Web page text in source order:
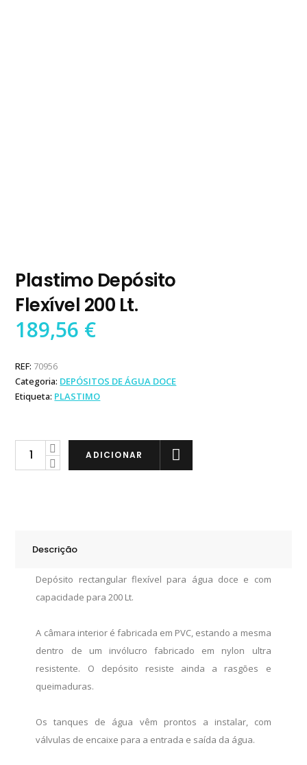
Plastimo Depósito
Flexível 200 Lt.
189,56 €
REF: 70956
Categoria: DEPÓSITOS DE ÁGUA DOCE
Etiqueta: PLASTIMO
Plastimo
Depósito
ADICIONAR
Descrição
Depósito rectangular flexível para água doce e com
capacidade para 200 Lt.
A câmara interior é fabricada em PVC, estando a mesma
dentro de um invólucro fabricado em nylon ultra
resistente. O depósito resiste ainda a rasgões e
queimaduras.
Os tanques de água vêm prontos a instalar, com
válvulas de encaixe para a entrada e saída da água.